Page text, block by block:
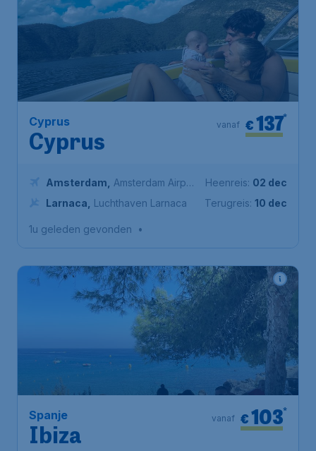
Cyprus
Cyprus
€137*
vanaf
Amsterdam
Amsterdam Airport
Schiphol
Larnaca Luchthaven Larnaca
Heenreis: 02 dec
Terugreis: 10 dec
1u geleden gevonden •
Spanje
Ibiza
€103*
vanaf